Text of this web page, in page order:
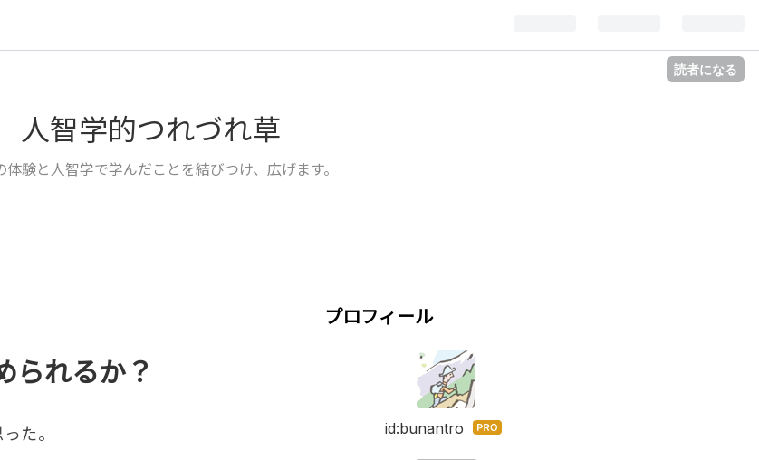
読者になる
人智学的つれづれ草
体験と人智学で学んだことを結びつけ、広げます。
られるか？
た。
プロフィール
id:bunantro はて